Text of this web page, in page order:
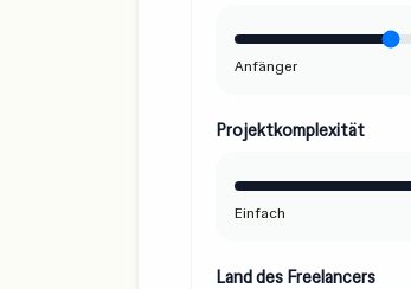
Anfänger
Projektkomplexität
Einfach
Land des Freelancers